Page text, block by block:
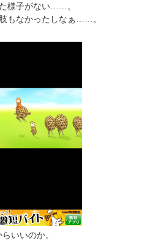
様子がない……。
もなかったしなぁ……。
いいのか。